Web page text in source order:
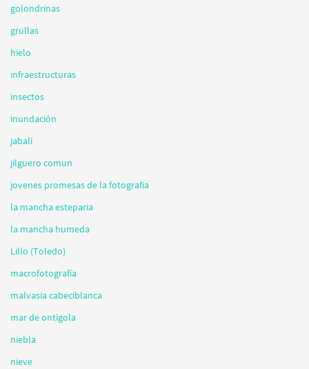
golondrinas
grullas
hielo
infraestructuras
insectos
inundación
jabalí
jilguero comun
jovenes promesas de la fotografia
la mancha esteparia
la mancha humeda
Lillo (Toledo)
macrofotografía
malvasia cabeciblanca
mar de ontígola
niebla
nieve